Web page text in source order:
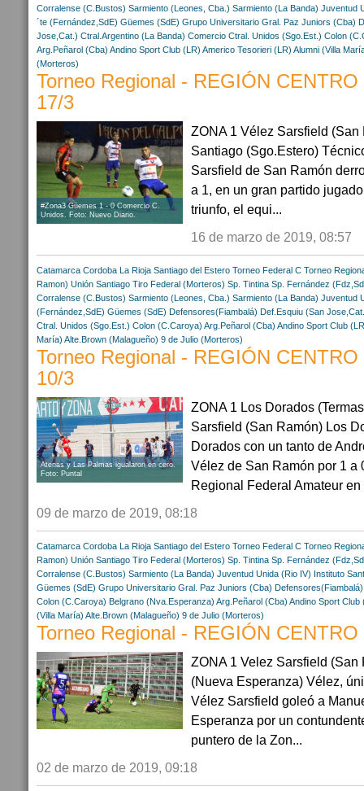
Corralense (C.Bustos) Sarmiento (Leones, Cba.) Sarmiento (La Banda) Juventud
´te (Fernández,SdE) Güemes (SdE) Grupo Universitario Gral. Paz Juniors (Cba)
Jose,Cat.) Ctral.Argentino (La Banda) Comercio Ctral. Unidos (Sgo.Est.) Colon
Arg.Peñarol (Cba) Andino Sport Club (LR) Americo Tesorieri (LR) Alumni (Villa
(Morteros)
Torneo Regional - REGIÓN
17/3
#Zona3 Güemes 1 - 0 Comercio C.
Unidos. Foto: Nuevo Diario.
ZONA 1 Vélez Sarsfield (San
Santiago (Sgo.Estero)
Sarsfield de San Ramón
a 1, en un gran partido
triunfo, el equi...
16 de marzo de 2019, 08:57
Catamarca Cordoba La Rioja Santiago del Estero Torneo Federal C Torneo
Ramon) Unión Santiago Tiro Federal (Morteros) Sp. Tintina Sp. Fernández
Corralense (C.Bustos) Sarmiento (Leones, Cba.) Sarmiento (La Banda) Juventud
(Fernández,SdE) Güemes (SdE) Defensores(Fiambalá) Def.Esquiu (San
Ctral. Unidos (Sgo.Est.) Colon (C.Caroya) Arg.Peñarol (Cba) Andino Sport Club
María) Alte.Brown (Malagueño) 9 de Julio (Morteros)
Torneo Regional - REGIÓN
10/3
Atenas y Las Palmas igualaron en cero.
Foto: Puntal
ZONA 1 Los Dorados
Sarsfield (San Ramón) Los
Dorados con un tanto de
Vélez de San Ramón por 1 a
Regional Federal Amateur
09 de marzo de 2019, 08:18
Catamarca Cordoba La Rioja Santiago del Estero Torneo Federal C Torneo
Ramon) Unión Santiago Tiro Federal (Morteros) Sp. Tintina Sp. Fernández
Corralense (C.Bustos) Sarmiento (La Banda) Juventud Unida (Rio IV) Instituto
Güemes (SdE) Grupo Universitario Gral. Paz Juniors (Cba) Defensores(Fiambalá)
Colon (C.Caroya) Belgrano (Nva.Esperanza) Arg.Peñarol (Cba) Andino Sport Club
(Villa María) Alte.Brown (Malagueño) 9 de Julio (Morteros)
Torneo Regional - REGIÓN
ZONA 1 Velez Sarsfield
(Nueva Esperanza) Vélez,
Vélez Sarsfield goleó a
Esperanza por un
puntero de la Zon...
02 de marzo de 2019, 09:18